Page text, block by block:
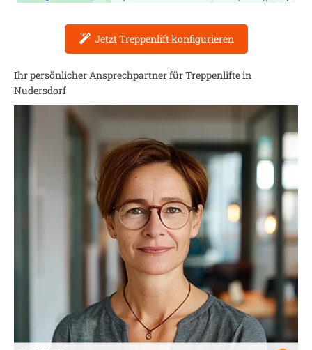
Jetzt Treppenlift konfigurieren
Ihr persönlicher Ansprechpartner für Treppenlifte in
Nudersdorf